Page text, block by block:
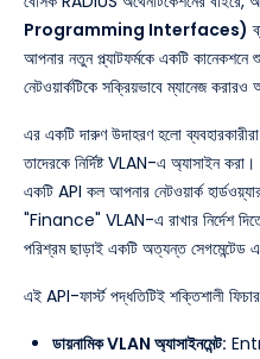
Programming Interfaces)
আপনার নতুন প্ল্যাটফর্মকে একটি কানেকশনে
নেটওয়ার্কটিকে সক্রিয়ভাবে ম্যানেজ করারও
এর একটি দারুণ উদাহরণ হলো
তাদেরকে নির্দিষ্ট VLAN-এ অ্যাসাইন
একটি API কল আপনার নেটওয়ার্ক
"Finance" VLAN-এ রাখার নির্দেশ
পরিশ্রম ছাড়াই একটি অত্যন্ত সেগমেন্টেড
এই API-ফার্স্ট পদ্ধতিটিই শক্তিশালী
ডায়নামিক VLAN অ্যাসাইনমেন্ট: